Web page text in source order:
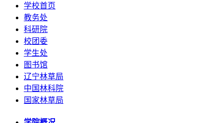
学校首页
教务处
科研院
校团委
学生处
图书馆
辽宁林草局
中国林科院
国家林草局